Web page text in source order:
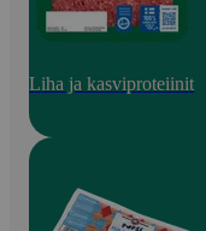
Liha ja kasviproteiinit